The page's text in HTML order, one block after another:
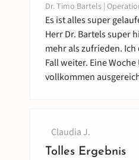
Dr. Timo Bartels |
Es ist alles super
Herr Dr. Bartels super
mehr als zufrieden.
Fall weiter. Eine
vollkommen
Claudia J.
Tolles Ergebnis